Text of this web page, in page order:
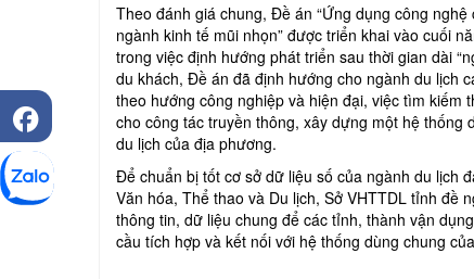
Theo đánh giá chung, Đề án “Ứng dụng công
ngành kinh tế mũi nhọn” được triển khai vào cuối
trong việc định hướng phát triển sau thời gian dài
du khách, Đề án đã định hướng cho ngành du lịch
theo hướng công nghiệp và hiện đại, việc tìm
cho công tác truyền thông, xây dựng một hệ
du lịch của địa phương.
Để chuẩn bị tốt cơ sở dữ liệu số của ngành du lịch
Văn hóa, Thể thao và Du lịch, Sở VHTTDL tỉnh đề
thông tin, dữ liệu chung để các tỉnh, thành vận
cầu tích hợp và kết nối với hệ thống dùng chung